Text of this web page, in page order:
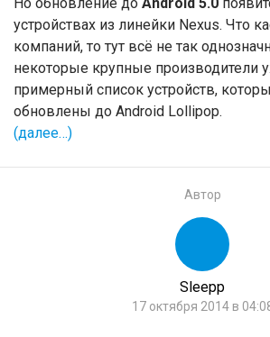
устройствах из линейки Nexus. Что
компаний, то тут всё не так
некоторые крупные производители
примерный список устройств,
обновлены до Android Lollipop.
(далее…)
Автор
Sleepp
17 октября 2014 в